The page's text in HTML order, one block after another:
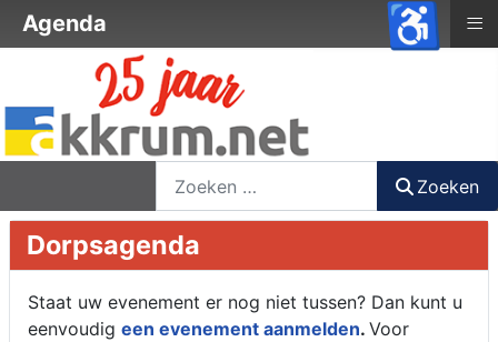
Zoeken
Dorpsagenda
Staat uw evenement er nog niet tussen? Dan kunt u
eenvoudig een evenement aanmelden. Voor
Agenda ≡
♿